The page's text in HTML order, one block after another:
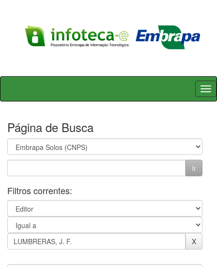
Skip
Página de Busca
Filtros correntes: